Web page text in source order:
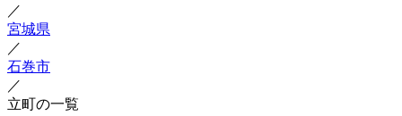
／
宮城県
／
石巻市
／
立町の一覧